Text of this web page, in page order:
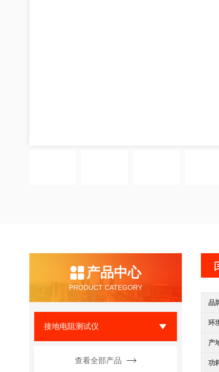
产品中心
PRODUCT CATEGORY
接地电阻测试仪
查看全部产品
品
环
产
功